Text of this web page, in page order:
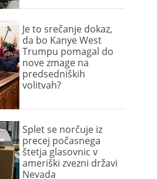
Je to srečanje dokaz,
da bo Kanye West
Trumpu pomagal do
nove zmage na
predsedniških
volitvah?
Splet se norčuje iz
precej počasnega
štetja glasovnic v
ameriški zvezni državi
Nevada